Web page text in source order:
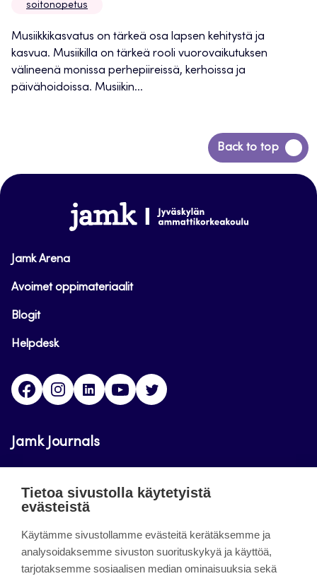
soitonopetus
Musiikkikasvatus on tärkeä osa lapsen kehitystä ja
kasvua. Musiikilla on tärkeä rooli vuorovaikutuksen
välineenä monissa perhepiireissä, kerhoissa ja
päivähoidoissa. Musiikin...
Back to top
Siirry
takaisin
www.jamk.fi
Jamk Arena
Avoimet oppimateriaalit
Blogit
Helpdesk
FacebookInstagram
LinkedInYoutube
Jamk Journals
luettavissa. Verkkolehtien tarkoituksena on tukea
innovaatiotoimintaa.
Tietoa sivustolla käytetyistä
evästeistä
Käytämme sivustollamme evästeitä kerätäksemme ja
analysoidaksemme sivuston suorituskykyä ja käyttöä,
tarjotaksemme sosiaalisen median ominaisuuksia sekä